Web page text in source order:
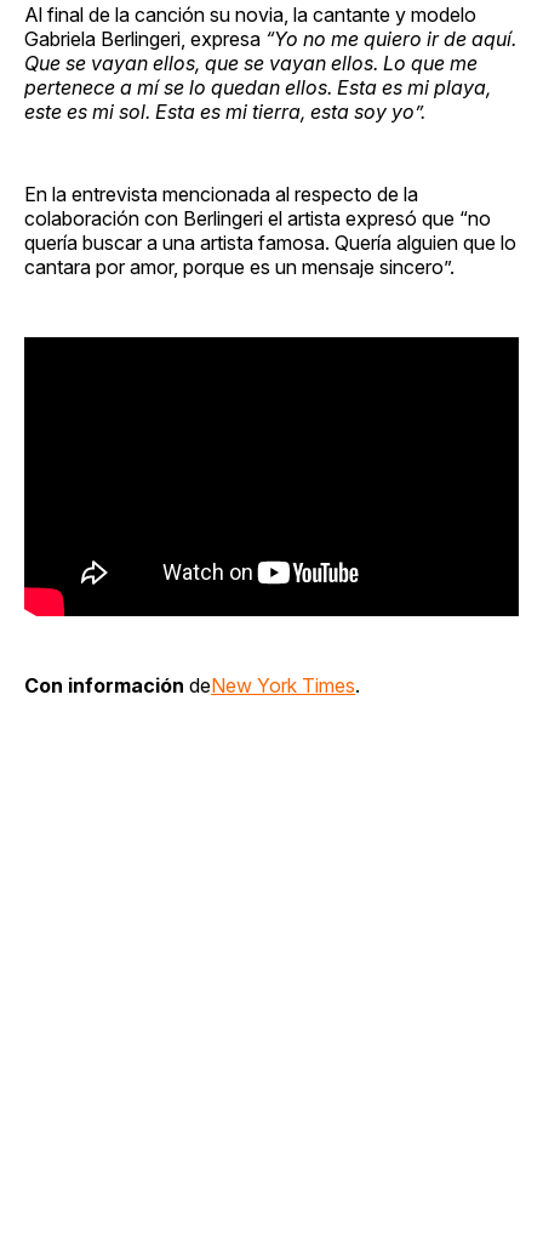
Al final de la canción su novia, la cantante y modelo
Gabriela Berlingeri, expresa “Yo no me quiero ir de aquí.
Que se vayan ellos, que se vayan ellos. Lo que me
pertenece a mí se lo quedan ellos. Esta es mi playa,
este es mi sol. Esta es mi tierra, esta soy yo”.
En la entrevista mencionada al respecto de la
colaboración con Berlingeri el artista expresó que “no
quería buscar a una artista famosa. Quería alguien que lo
cantara por amor, porque es un mensaje sincero”.
Con información deNew York Times.